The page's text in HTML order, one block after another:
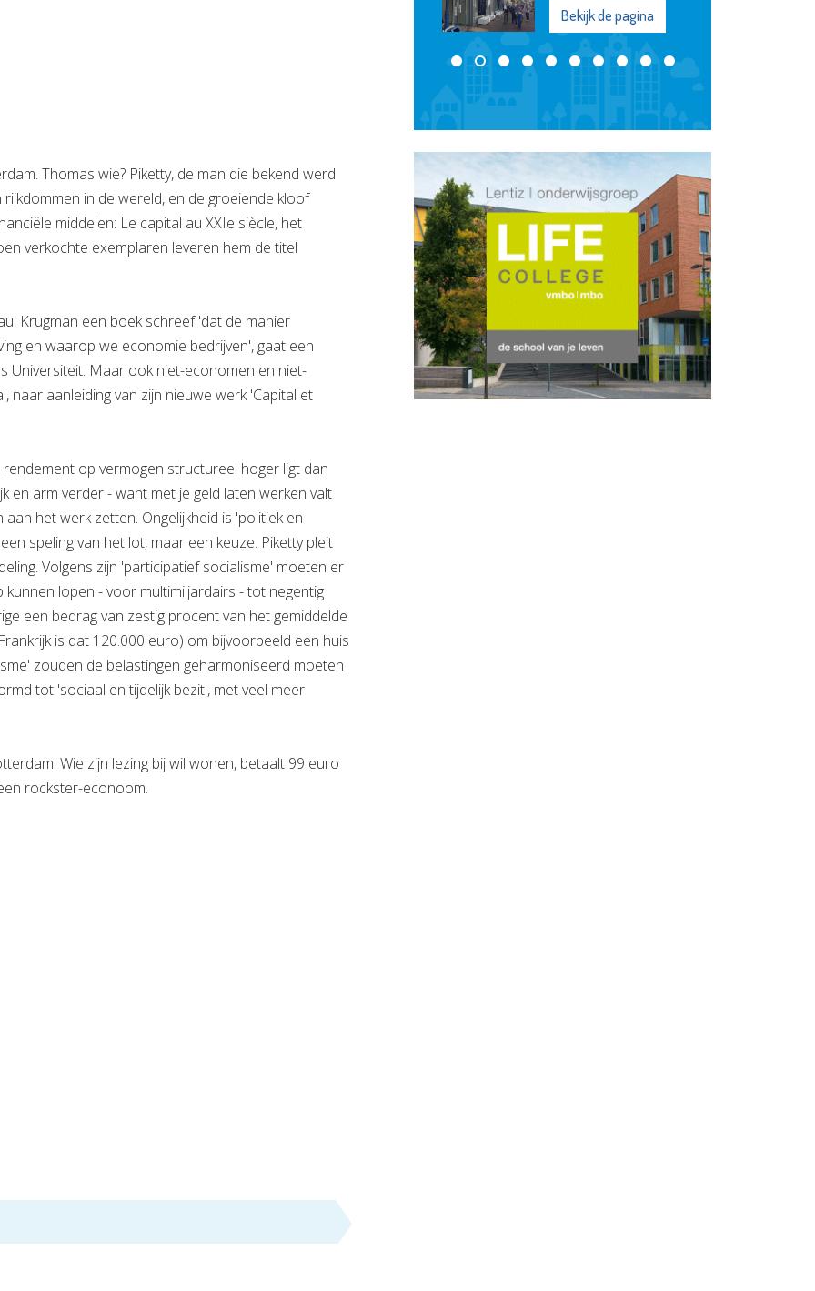
Thomas wie? Piketty, de man die bekend werd
in de wereld, en de groeiende kloof
middelen: Le capital au XXIe siècle, het
verkochte exemplaren leveren hem de titel
Krugman een boek schreef 'dat de manier
en waarop we economie bedrijven', gaat een
Universiteit. Maar ook niet-economen en niet-
naar aanleiding van zijn nieuwe werk 'Capital et
op vermogen structureel hoger ligt dan
en arm verder - want met je geld laten werken valt
het werk zetten. Ongelijkheid is 'politiek en
speling van het lot, maar een keuze. Piketty pleit
Volgens zijn 'participatief socialisme' moeten er
lopen - voor multimiljardairs - tot negentig
een bedrag van zestig procent van het gemiddelde
is dat 120.000 euro) om bijvoorbeeld een huis
zouden de belastingen geharmoniseerd moeten
tot 'sociaal en tijdelijk bezit', met veel meer
Wie zijn lezing bij wil wonen, betaalt 99 euro
rockster-econoom.
Bekijk de pagina